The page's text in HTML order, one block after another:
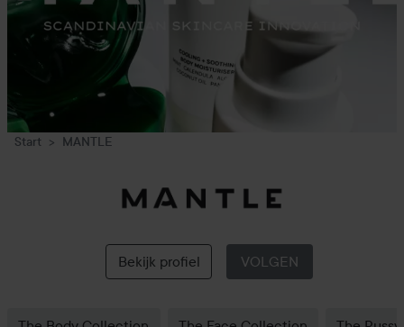
Start MANTLE
MANTLE
Bekijk profiel VOLGEN